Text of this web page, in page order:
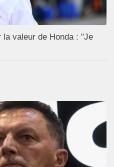
valeur de Honda : "Je